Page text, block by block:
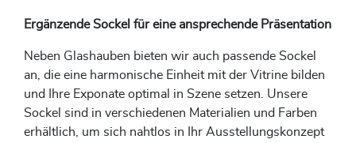
Ergänzende Sockel für eine ansprechende Präsentation
Neben Glashauben bieten wir auch passende Sockel
an, die eine harmonische Einheit mit der Vitrine bilden
und Ihre Exponate optimal in Szene setzen. Unsere
Sockel sind in verschiedenen Materialien und Farben
erhältlich, um sich nahtlos in Ihr Ausstellungskonzept